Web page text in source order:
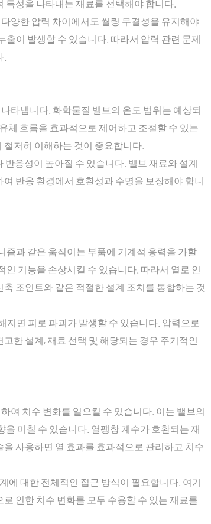
성을 나타내는 재료를 선택해야 합니다.
양한 압력 차이에서도 씰링 무결성을 유지해야
이 발생할 수 있습니다. 따라서 압력 관련 문제
타냅니다. 화학물질 밸브의 온도 범위는 예상되
체 흐름을 효과적으로 제어하고 조절할 수 있는
저히 이해하는 것이 중요합니다.
응성이 높아질 수 있습니다. 밸브 재료와 설계
반응 환경에서 호환성과 수명을 보장해야 합니
즘과 같은 움직이는 부품에 기계적 응력을 가할
기능을 손상시킬 수 있습니다. 따라서 열로 인
조인트와 같은 적절한 설계 조치를 통합하는 것
면 피로 파괴가 발생할 수 있습니다. 압력으로
한 설계, 재료 선택 및 해당되는 경우 주기적인
여 치수 변화를 일으킬 수 있습니다. 이는 밸브의
미칠 수 있습니다. 열팽창 계수가 호환되는 재
사용하면 열 효과를 효과적으로 관리하고 치수
에 대한 전체적인 접근 방식이 필요합니다. 여기
인한 치수 변화를 모두 수용할 수 있는 재료를